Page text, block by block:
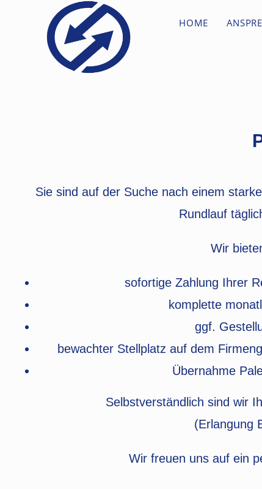
HOME
Sie sind auf der Suche nach einem
Rundlauf
Wir
sofortige Zahlung Ihrer
komplette
ggf.
bewachter Stellplatz auf dem
Übernahme
Selbstverständlich sind wir
(Erlangung
Wir freuen uns auf ein